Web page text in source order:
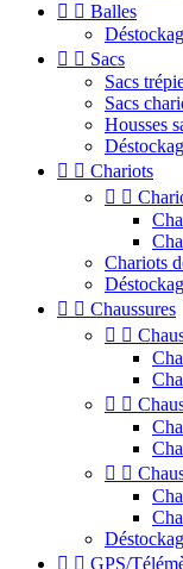
  Balles
  Sacs
Sacs
Sacs
Housses
  Chariots
 
Chariots
  Chaussures
 
 
 
  GPS/